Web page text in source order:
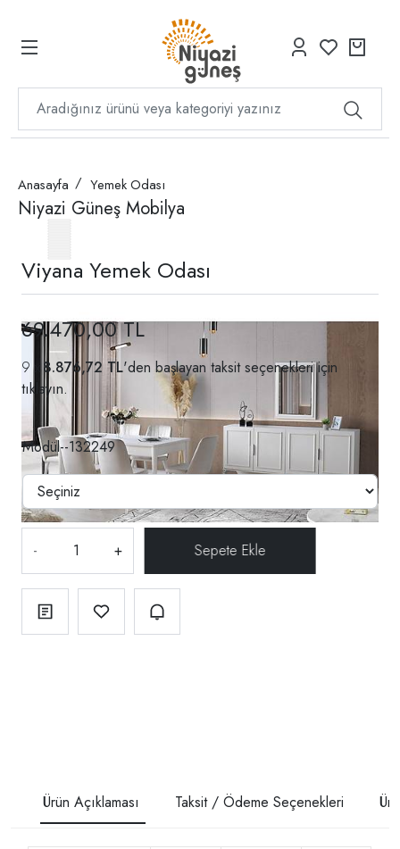
Anasayfa Yemek Odası
Niyazi Güneş Mobilya
Viyana Yemek Odası
69.470,00 TL
8.876,72 TL'den başlayan taksit seçenekleri için
tıklayın.
Modül--132249
- +
Ürün Açıklaması Taksit / Ödeme Seçenekleri